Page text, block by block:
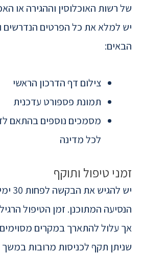
של רשות האוכלוסין וההגירה או
יש למלא את כל הפרטים
הבאים:
צילום דף הדרכון הראשי
תמונת פספורט עדכנית
מסמכים נוספים בהתאם
לכל מדינה
זמני טיפול ותוקף
יש
שניתן תקף לכניסות מרובות